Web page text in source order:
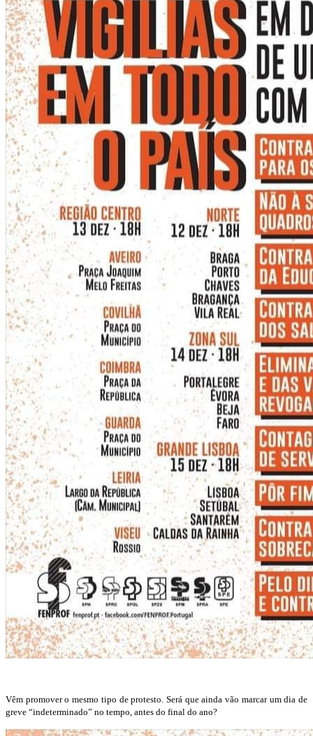
Vêm promover o mesmo tipo de protesto. Será que ainda vão marcar um dia de
greve “indeterminado” no tempo, antes do final do ano?